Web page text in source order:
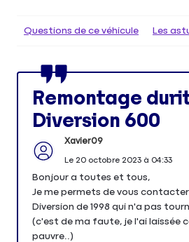
Questions de ce véhicule Les
Remontage
Diversion 600
Xavier09
Le 20 octobre 2023à 04:33
Bonjour a toutes et tous,
Je me permets de vous
Diversion de 1998 qui n'a pas
(c'est de ma faute, je l'ai laissée
pauvre..)